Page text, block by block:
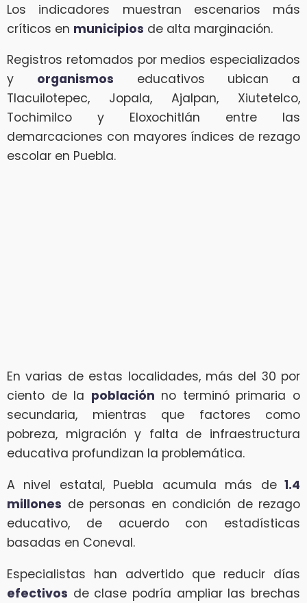
Los indicadores muestran escenarios más
críticos en municipios de alta marginación.
Registros retomados por medios especializados
y organismos educativos ubican a
Tlacuilotepec, Jopala, Ajalpan, Xiutetelco,
Tochimilco y Eloxochitlán entre las
demarcaciones con mayores índices de rezago
escolar en Puebla.
En varias de estas localidades, más del 30 por
ciento de la población no terminó primaria o
secundaria, mientras que factores como
pobreza, migración y falta de infraestructura
educativa profundizan la problemática.
A nivel estatal, Puebla acumula más de1.4
millones de personas en condición de rezago
educativo, de acuerdo con estadísticas
basadas en Coneval.
Especialistas han advertido que reducir días
efectivos de clase podría ampliar las brechas